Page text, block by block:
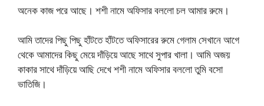
অনেক কাজ পরে আছে। শশী নামে অফিসার বললো চল আমার রুমে।
আমি তাদের পিছু পিছু হাঁটতে হাঁটতে অফিসারের রুমে গেলাম সেখানে আগে
থেকে আমাদের কিছু মেয়ে দাঁড়িয়ে আছে সাথে সুপার খালা। আমি অজয়
কাকার সাথে দাঁড়িয়ে আছি দেখে শশী নামে অফিসার বললো তুমি বসো
ভাতিজি।